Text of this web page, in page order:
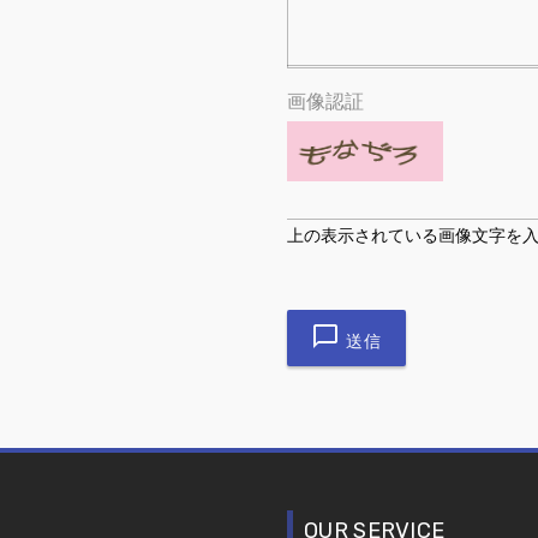
画像認証
上の表示されている画像文字を
送信
OUR SERVICE